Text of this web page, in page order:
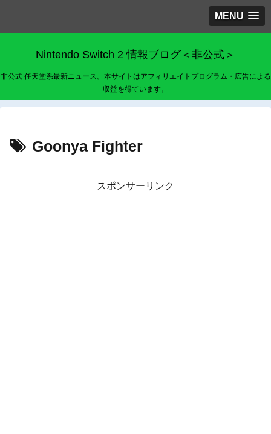
MENU
Nintendo Switch 2 情報ブログ＜非公式＞
非公式 任天堂系最新ニュース。本サイトはアフィリエイトプログラム・広告による
収益を得ています。
Goonya Fighter
スポンサーリンク